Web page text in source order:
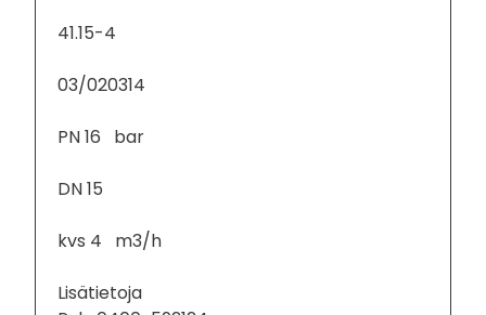
41.15-4
03/020314
PN 16 bar
DN 15
kvs 4 m3/h
Lisätietoja